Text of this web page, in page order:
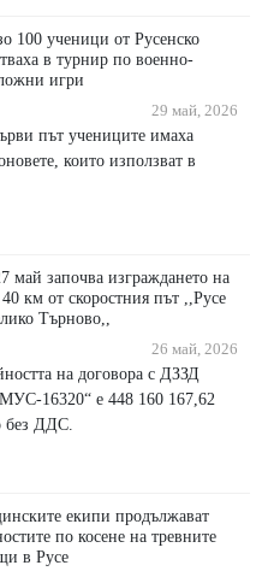
100 ученици от Русенско
в турнир по военно-
игри
29 май, 2026
път учениците имаха
които използват в
май започва изграждането на
км от скоростния път ,,Русе
Търново,,
26 май, 2026
на договора с ДЗЗД
16320“ е 448 160 167,62
без ДДС.
екипи продължават
по косене на тревните
в Русе